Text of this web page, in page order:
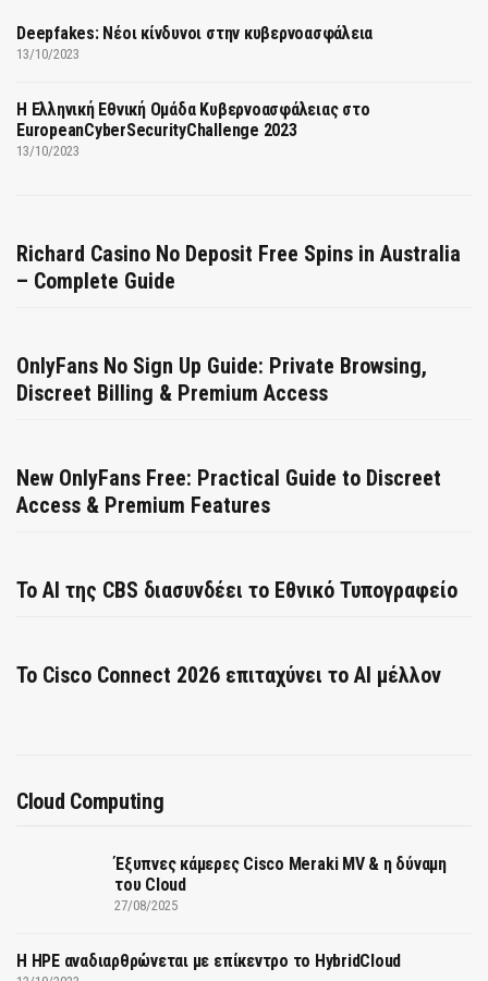
Deepfakes: Νέοι κίνδυνοι στην κυβερνοασφάλεια
13/10/2023
Η Ελληνική Εθνική Ομάδα Κυβερνοασφάλειας στο
EuropeanCyberSecurityChallenge 2023
13/10/2023
Richard Casino No Deposit Free Spins in Australia
– Complete Guide
OnlyFans No Sign Up Guide: Private Browsing,
Discreet Billing & Premium Access
New OnlyFans Free: Practical Guide to Discreet
Access & Premium Features
Το AI της CBS διασυνδέει το Εθνικό Τυπογραφείο
Το Cisco Connect 2026 επιταχύνει το AI μέλλον
Cloud Computing
Έξυπνες κάμερες Cisco Meraki MV & η δύναμη
του Cloud
27/08/2025
H HPE αναδιαρθρώνεται με επίκεντρο το HybridCloud